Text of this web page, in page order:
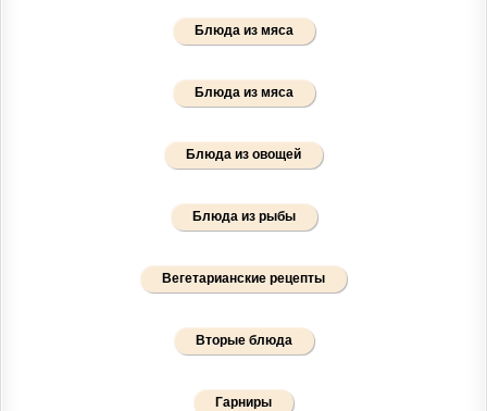
Блюда из мяса
Блюда из мяса
Блюда из овощей
Блюда из рыбы
Вегетарианские рецепты
Вторые блюда
Гарниры